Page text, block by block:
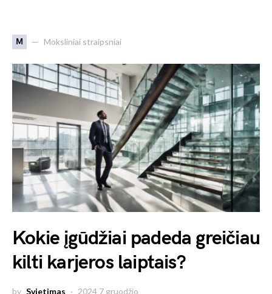
M Moksliniai straipsniai
Kokie įgūdžiai padeda greičiau
kilti karjeros laiptais?
by Svietimas 2024 7 gruodžio